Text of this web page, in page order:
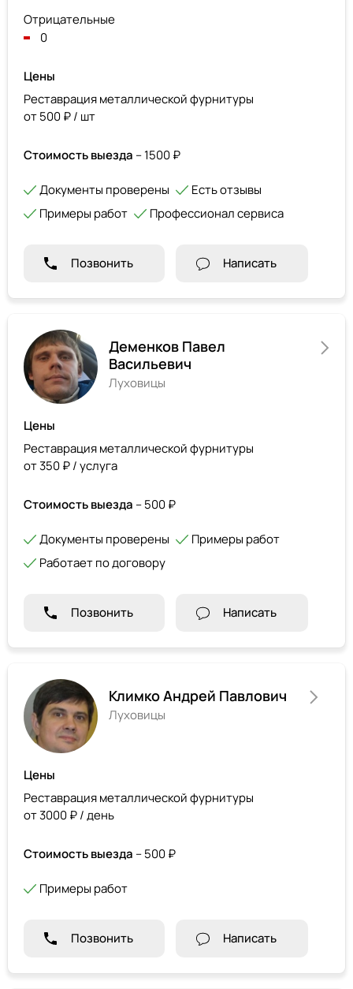
Отрицательные
0
Цены
Реставрация металлической фурнитуры
от 500 ₽ / шт
Стоимость выезда – 1500 ₽
Документы проверены
Есть отзывы
Примеры работ
Профессионал сервиса
Позвонить Написать
Деменков Павел
Васильевич
Луховицы
Цены
Реставрация металлической фурнитуры
от 350 ₽ / услуга
Стоимость выезда – 500 ₽
Документы проверены
Примеры работ
Работает по договору
Позвонить Написать
Климко Андрей Павлович
Луховицы
Цены
Реставрация металлической фурнитуры
от 3000 ₽ / день
Стоимость выезда – 500 ₽
Примеры работ
Позвонить Написать